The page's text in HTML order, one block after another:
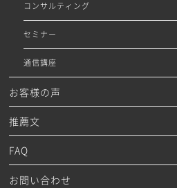
コンサルティング
セミナー
通信講座
お客様の声
推薦文
FAQ
お問い合わせ